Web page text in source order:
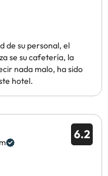
de su personal, el
se su cafetería, la
nada malo, ha sido
hotel.
6.2